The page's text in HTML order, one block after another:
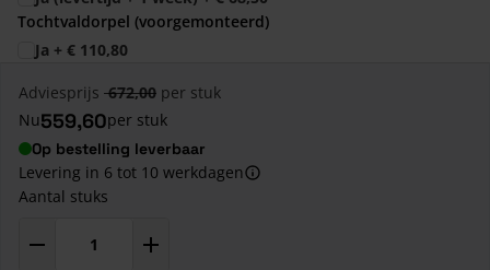
Tochtvaldorpel (voorgemonteerd)
Ja + € 110,80
Adviesprijs 672,00 per stuk
Nu559,60per stuk
Op bestelling leverbaar
Levering in 6 tot 10 werkdagen
Aantal stuks